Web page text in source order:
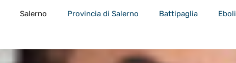
Salerno Provincia di Salerno Battipaglia Eboli